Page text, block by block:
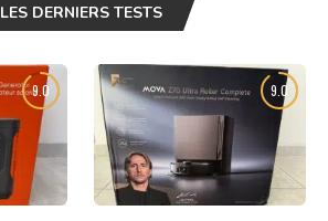
LES DERNIERS TESTS
9.0 9.0